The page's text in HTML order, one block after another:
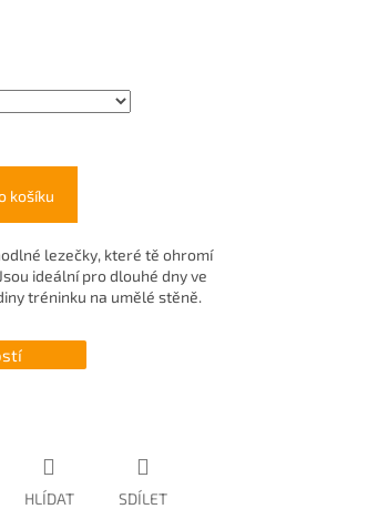
košíku
lezečky, které tě ohromí
ideální pro dlouhé dny ve
tréninku na umělé stěně.
HLÍDAT SDÍLET